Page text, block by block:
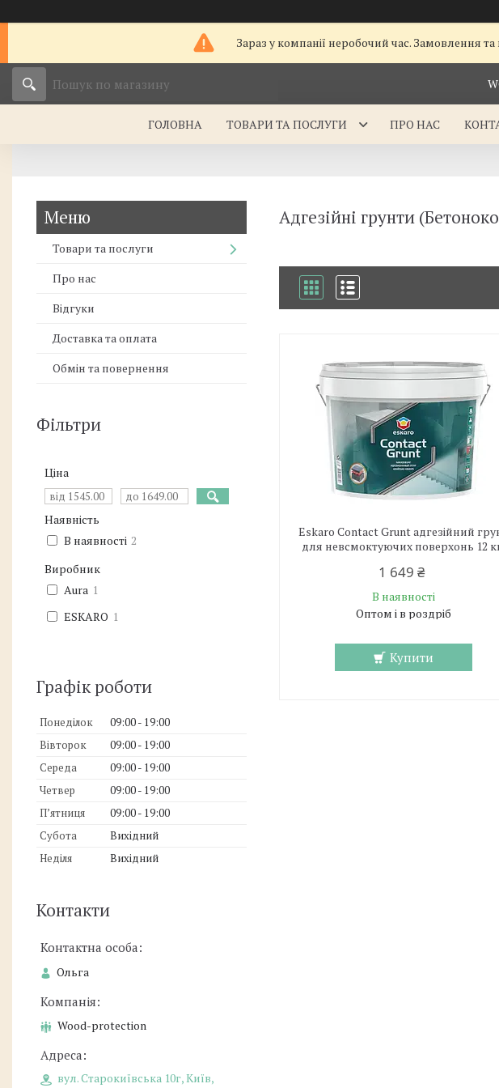
Зараз у компанії неробочий час. Замовлення
ГОЛОВНА ТОВАРИ ТА ПОСЛУГИ ПРО НАС
Адгезійні грунти
Eskaro Contact Grunt адгезійний
для невсмоктуючих поверхонь 12
1 649 ₴
В наявності
Оптом і в роздріб
Купити
Товари та послуги
Про нас
Відгуки
Доставка та оплата
Обмін та повернення
Фільтри
Ціна
Наявність
В наявності 2
Виробник
Aura 1
ESKARO 1
Графік роботи
Понеділок 09:00
19:00
Вівторок
09:00
19:00
Середа
09:00
19:00
Четвер
09:00
19:00
Пʼятниця
09:00
19:00
Субота
Вихідний
Неділя
Вихідний
Контакти
Ольга
Wood-protection
вул. Старокиївська 10г, Київ,